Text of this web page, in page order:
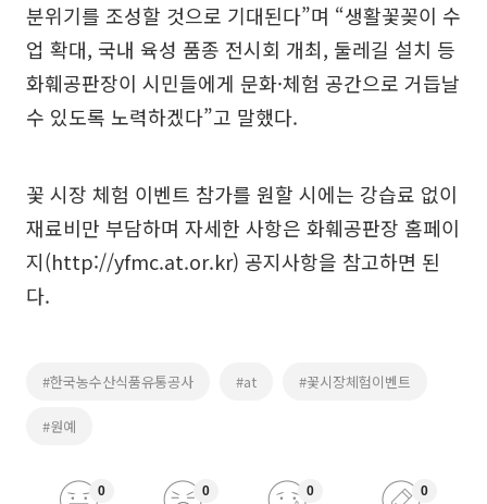
분위기를 조성할 것으로 기대된다”며 “생활꽃꽂이 수
업 확대, 국내 육성 품종 전시회 개최, 둘레길 설치 등
화훼공판장이 시민들에게 문화·체험 공간으로 거듭날
수 있도록 노력하겠다”고 말했다.
꽃 시장 체험 이벤트 참가를 원할 시에는 강습료 없이
재료비만 부담하며 자세한 사항은 화훼공판장 홈페이
지(http://yfmc.at.or.kr) 공지사항을 참고하면 된
다.
#한국농수산식품유통공사 #at #꽃시장체험이벤트
#원예
0 0 0 0